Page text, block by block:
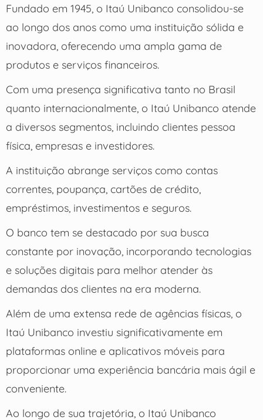
Fundado em 1945, o Itaú Unibanco consolidou-se
ao longo dos anos como uma instituição sólida e
inovadora, oferecendo uma ampla gama de
produtos e serviços financeiros.
Com uma presença significativa tanto no Brasil
quanto internacionalmente, o Itaú Unibanco atende
a diversos segmentos, incluindo clientes pessoa
física, empresas e investidores.
A instituição abrange serviços como contas
correntes, poupança, cartões de crédito,
empréstimos, investimentos e seguros.
O banco tem se destacado por sua busca
constante por inovação, incorporando tecnologias
e soluções digitais para melhor atender às
demandas dos clientes na era moderna.
Além de uma extensa rede de agências físicas, o
Itaú Unibanco investiu significativamente em
plataformas online e aplicativos móveis para
proporcionar uma experiência bancária mais ágil e
conveniente.
Ao longo de sua trajetória, o Itaú Unibanco